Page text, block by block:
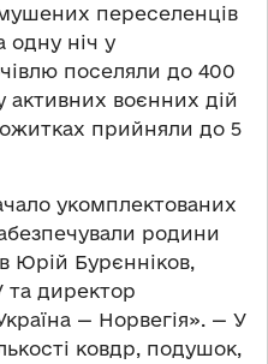
переселенців
одну ніч у
поселяли до 400
активних воєнних дій
прийняли до 5
укомплектованих
родини
Юрій Бурєнніков,
та директор
— Норвегія». — У
ковдр, подушок,